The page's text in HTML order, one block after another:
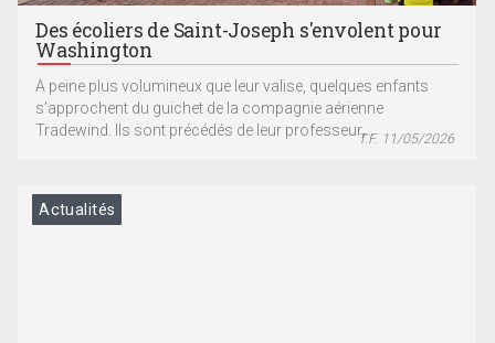
Des écoliers de Saint-Joseph s'envolent pour
Washington
A peine plus volumineux que leur valise, quelques enfants
s’approchent du guichet de la compagnie aérienne
Tradewind. Ils sont précédés de leur professeur,...T.F. 11/05/2026
Actualités